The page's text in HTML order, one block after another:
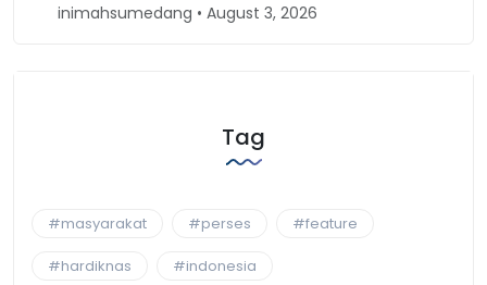
• August 3, 2026
Tag
#masyarakat #perses #feature
#hardiknas #indonesia